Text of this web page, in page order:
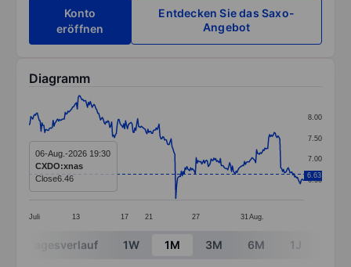
Konto
eröffnen
Entdecken Sie das Saxo-
Angebot
Diagramm
Line chart with 297 data points.
The chart has 1 X axis displaying categories.
The chart has 1 Y axis displaying values. Data
Juli 13 17 21 27 31 Aug.
6.50
7.00
7.50
8.00
6.63
06-Aug.-2026 19:30
CXDO:xnas
Close6.46
End of interactive chart.
Tagesverlauf 1W 1M 3M 6M 1J